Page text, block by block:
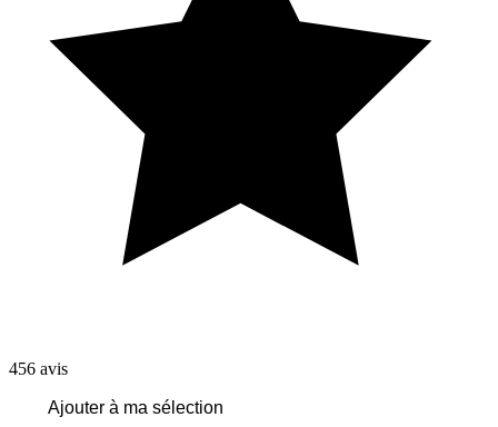
456 avis
Ajouter à ma sélection